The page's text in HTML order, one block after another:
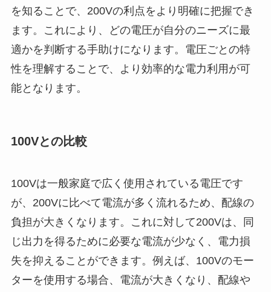
を知ることで、200Vの利点をより明確に把握でき
ます。これにより、どの電圧が自分のニーズに最
適かを判断する手助けになります。電圧ごとの特
性を理解することで、より効率的な電力利用が可
能となります。
100Vとの比較
100Vは一般家庭で広く使用されている電圧です
が、200Vに比べて電流が多く流れるため、配線の
負担が大きくなります。これに対して200Vは、同
じ出力を得るために必要な電流が少なく、電力損
失を抑えることができます。例えば、100Vのモー
ターを使用する場合、電流が大きくなり、配線や